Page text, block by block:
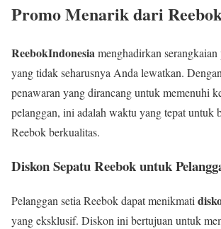
Promo Menarik dari
ReebokIndonesiamenghadirkan
yang tidak seharusnya Anda lewatkan.
penawaran yang dirancang untuk memenuhi
pelanggan, ini adalah waktu yang tepat untuk
Reebok berkualitas.
Diskon Sepatu Reebok untuk
Pelanggan setia Reebok dapat menikmati
yang eksklusif. Diskon ini bertujuan untuk